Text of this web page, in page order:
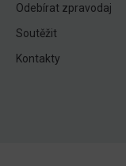
Odebírat zpravodaj
Soutěžit
Kontakty